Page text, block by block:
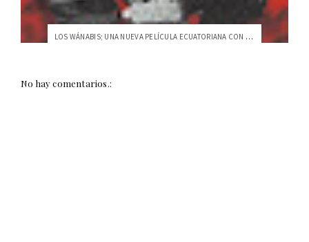
LOS WÁNABIS; UNA NUEVA PELÍCULA ECUATORIANA CON SELLO USFQ
No hay comentarios.: